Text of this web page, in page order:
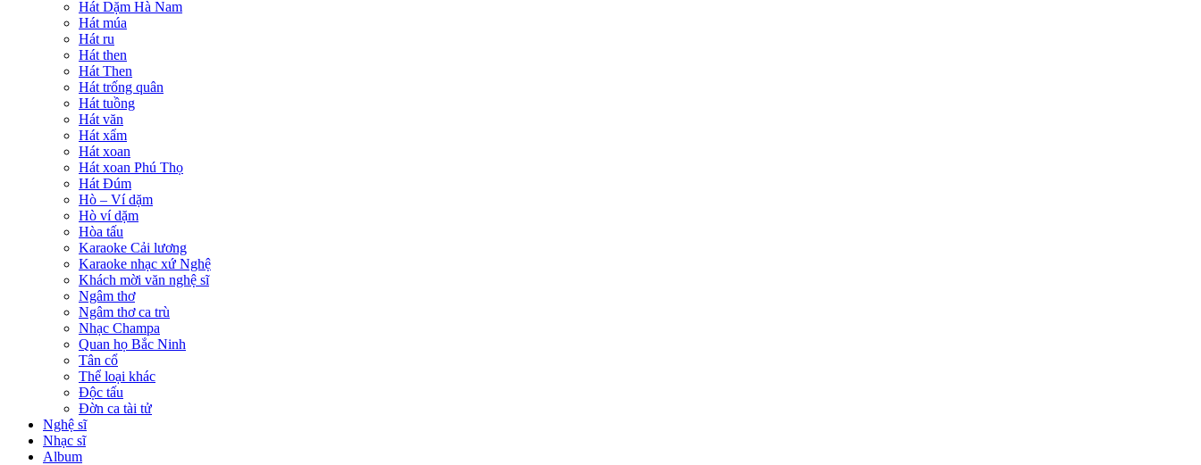
Hát Dặm Hà Nam
Hát múa
Hát ru
Hát then
Hát Then
Hát trống quân
Hát tuồng
Hát văn
Hát xẩm
Hát xoan
Hát xoan Phú Thọ
Hát Đúm
Hò – Ví dặm
Hò ví dặm
Hòa tấu
Karaoke Cải lương
Karaoke nhạc xứ Nghệ
Khách mời văn nghệ sĩ
Ngâm thơ
Ngâm thơ ca trù
Nhạc Champa
Quan họ Bắc Ninh
Tân cổ
Thể loại khác
Độc tấu
Đờn ca tài tử
Nghệ sĩ
Nhạc sĩ
Album